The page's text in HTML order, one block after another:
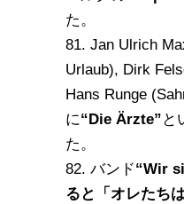
た。
81. Jan Ulrich
Urlaub), Dirk
Hans Runge
に“Die Ärzte” と
た。
82. バンド“Wir
ると「オレたち